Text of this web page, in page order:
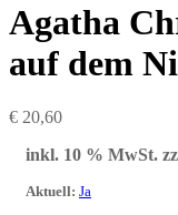
Agatha
auf dem
€ 20,60
inkl. 10 % MwSt.
Aktuell: Ja